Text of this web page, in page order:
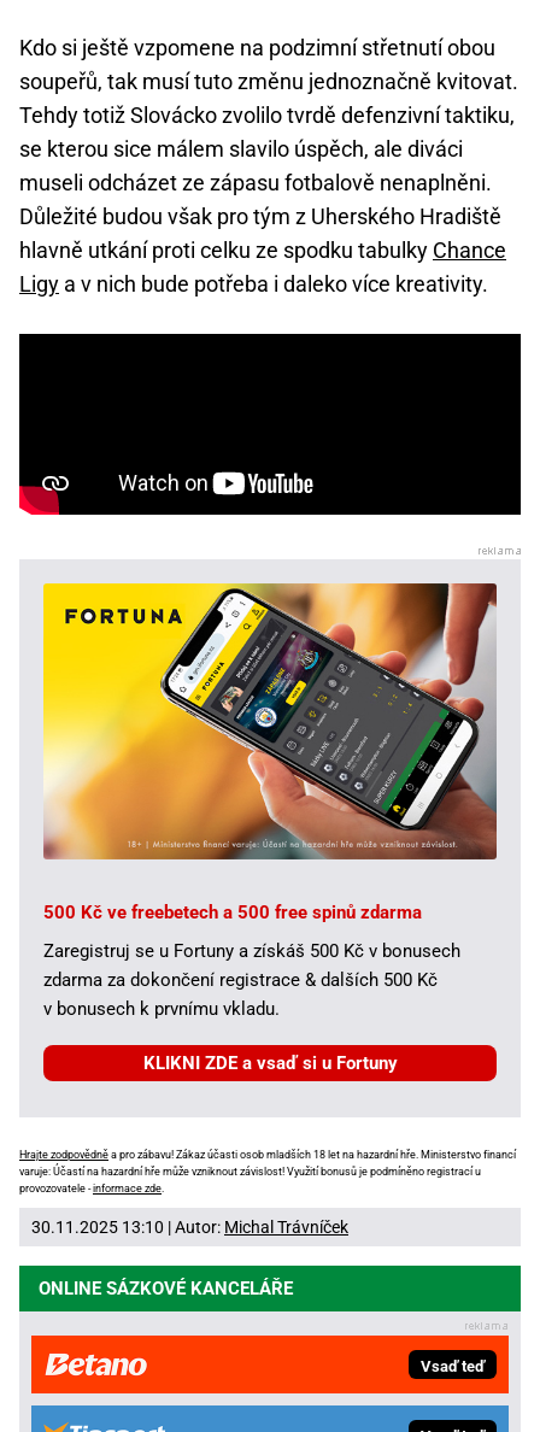
Kdo si ještě vzpomene na podzimní střetnutí obou
soupeřů, tak musí tuto změnu jednoznačně kvitovat.
Tehdy totiž Slovácko zvolilo tvrdě defenzivní taktiku,
se kterou sice málem slavilo úspěch, ale diváci
museli odcházet ze zápasu fotbalově nenaplněni.
Důležité budou však pro tým z Uherského Hradiště
hlavně utkání proti celku ze spodku tabulky Chance
Ligy a v nich bude potřeba i daleko více kreativity.
500 Kč ve freebetech a 500 free spinů zdarma
Zaregistruj se u Fortuny a získáš 500 Kč v bonusech
zdarma za dokončení registrace & dalších 500 Kč
v bonusech k prvnímu vkladu.
KLIKNI ZDE a vsaď si u Fortuny
Hrajte zodpovědně a pro zábavu! Zákaz účasti osob mladších 18 let na hazardní hře. Ministerstvo financí
varuje: Účastí na hazardní hře může vzniknout závislost! Využití bonusů je podmíněno registrací u
provozovatele -informace zde.
30.11.2025 13:10 | Autor: Michal Trávníček
ONLINE SÁZKOVÉ KANCELÁŘE
Vsaď teď